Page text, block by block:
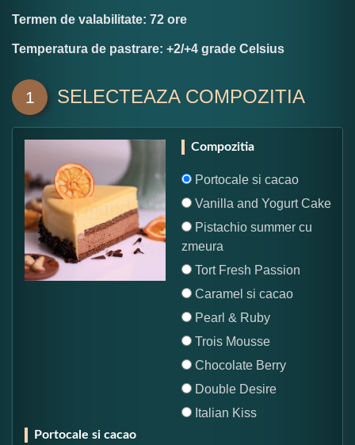
Termen de valabilitate: 72 ore
Temperatura de pastrare: +2/+4 grade Celsius
1 SELECTEAZA COMPOZITIA
Compozitia
Portocale si cacao
Vanilla and Yogurt Cake
Pistachio summer cu
zmeura
Tort Fresh Passion
Caramel si cacao
Pearl & Ruby
Trois Mousse
Chocolate Berry
Double Desire
Italian Kiss
Portocale si cacao